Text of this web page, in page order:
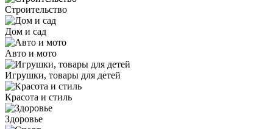
Строительство
Дом и сад
Авто и мото
Игрушки, товары для детей
Красота и стиль
Здоровье